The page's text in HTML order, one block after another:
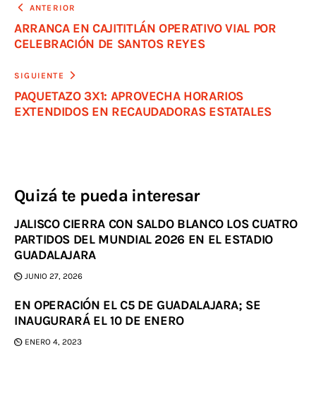
ANTERIOR
ARRANCA EN CAJITITLÁN OPERATIVO VIAL POR
CELEBRACIÓN DE SANTOS REYES
SIGUIENTE
PAQUETAZO 3X1: APROVECHA HORARIOS
EXTENDIDOS EN RECAUDADORAS ESTATALES
Quizá te pueda interesar
JALISCO CIERRA CON SALDO BLANCO LOS CUATRO
PARTIDOS DEL MUNDIAL 2026 EN EL ESTADIO
GUADALAJARA
JUNIO 27, 2026
EN OPERACIÓN EL C5 DE GUADALAJARA; SE
INAUGURARÁ EL 10 DE ENERO
ENERO 4, 2023